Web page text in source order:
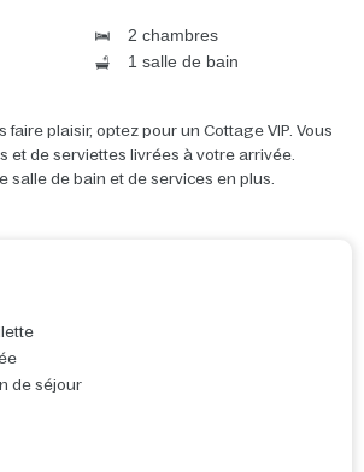
2 chambres
1 salle de bain
plaisir, optez pour un Cottage VIP. Vous
et de serviettes livrées à votre arrivée.
salle de bain et de services en plus.
de séjour